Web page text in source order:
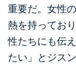
重要だ。女性
熱を持ってお
性たちにも伝
たい」とジスン